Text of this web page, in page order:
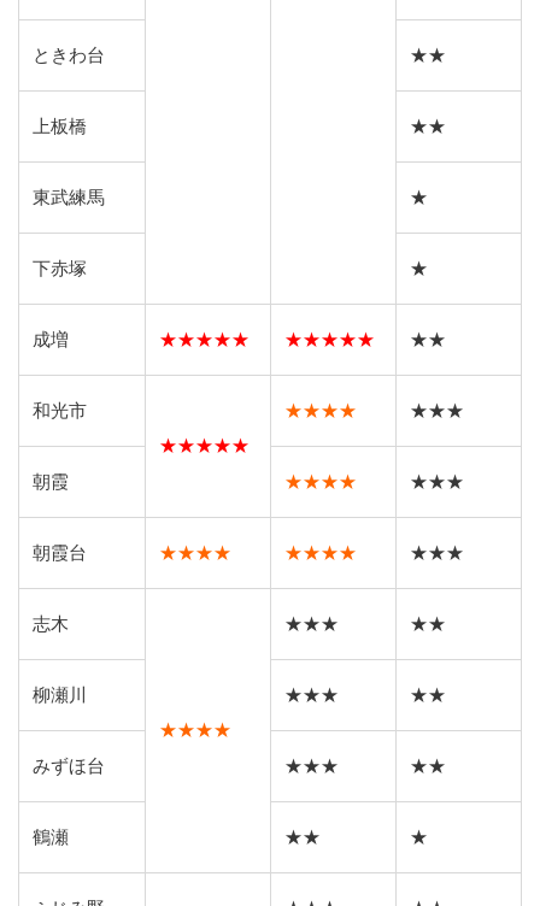
ときわ台 ★★
上板橋 ★★
東武練馬 ★
下赤塚 ★
成増 ★★★★★ ★★★★★ ★★
和光市
★★★★★
★★★★ ★★★
朝霞 ★★★★ ★★★
朝霞台 ★★★★ ★★★★ ★★★
志木
★★★★
★★★ ★★
柳瀬川 ★★★ ★★
みずほ台 ★★★ ★★
鶴瀬 ★★ ★